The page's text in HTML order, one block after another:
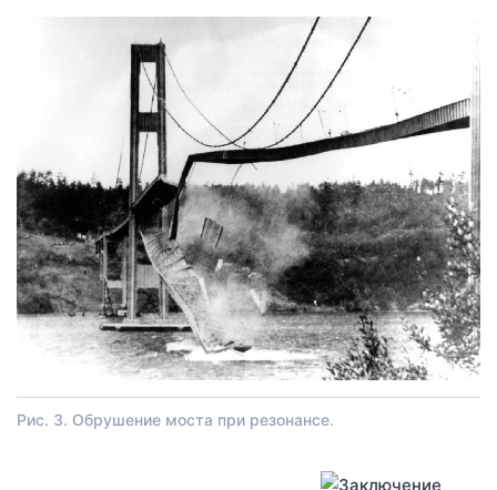
Рис. 3. Обрушение моста при резонансе.